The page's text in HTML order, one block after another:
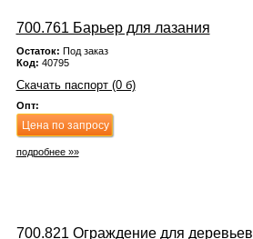
700.761 Барьер для лазания
Остаток: Под заказ
Код: 40795
Скачать паспорт (0 б)
Опт:
Цена по запросу
подробнее »»
700.821 Ограждение для деревьев